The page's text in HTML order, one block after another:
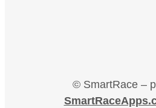
© SmartRace –